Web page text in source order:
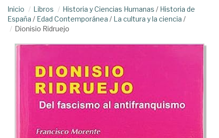
Inicio Libros Historia y Ciencias Humanas / Historia de
España / Edad Contemporánea / La cultura y la ciencia /
Dionisio Ridruejo